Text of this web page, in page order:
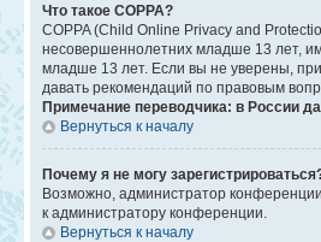
Что такое COPPA?
COPPA (Child Online Privacy and
несовершеннолетних младше 13 лет,
младше 13 лет. Если вы не уверены,
давать рекомендаций по правовым
Примечание переводчика: в России
Вернуться к началу
Почему я не могу
Возможно, администратор
к администратору конференции.
Вернуться к началу